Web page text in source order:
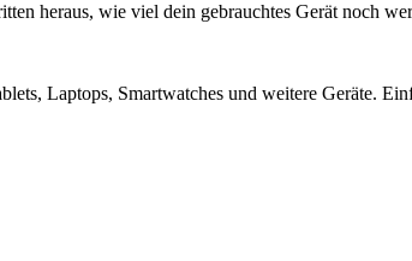
heraus, wie viel dein gebrauchtes Gerät noch
Laptops, Smartwatches und weitere Geräte.